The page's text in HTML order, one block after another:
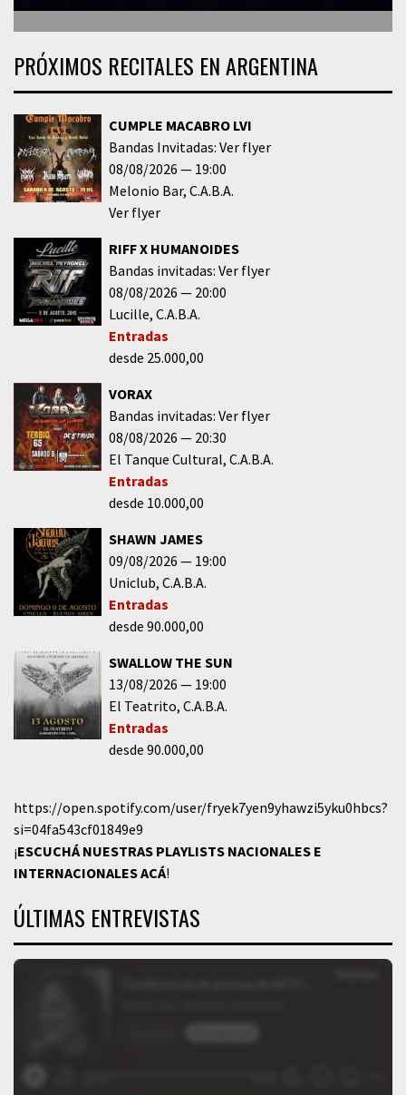
PRÓXIMOS RECITALES EN ARGENTINA
CUMPLE MACABRO LVI
Bandas Invitadas: Ver flyer
08/08/2026
19:00
Melonio Bar C.A.B.A.
Ver flyer
RIFF X HUMANOIDES
Bandas invitadas: Ver flyer
08/08/2026
20:00
Lucille C.A.B.A.
Entradas
desde 25.000,00
VORAX
Bandas invitadas: Ver flyer
08/08/2026
20:30
El Tanque Cultural C.A.B.A.
Entradas
desde 10.000,00
SHAWN JAMES
09/08/2026
19:00
Uniclub C.A.B.A.
Entradas
desde 90.000,00
SWALLOW THE SUN
13/08/2026
19:00
El Teatrito C.A.B.A.
Entradas
desde 90.000,00
https://open.spotify.com/user/fryek7yen9yhawzi5yku0hbcs?
si=04fa543cf01849e9
¡ESCUCHÁ NUESTRAS PLAYLISTS NACIONALES E
INTERNACIONALESACÁ!
ÚLTIMAS ENTREVISTAS